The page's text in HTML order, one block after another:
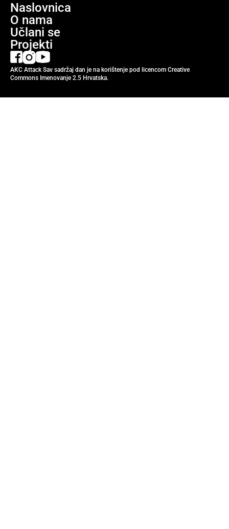
Naslovnica
O nama
Učlani se
Projekti
AKC Attack Sav sadržaj dan je na korištenje pod licencom Creative
Commons Imenovanje 2.5 Hrvatska.